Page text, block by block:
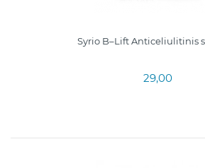
Syrio B–Lift Anticeliulitinis
29,00